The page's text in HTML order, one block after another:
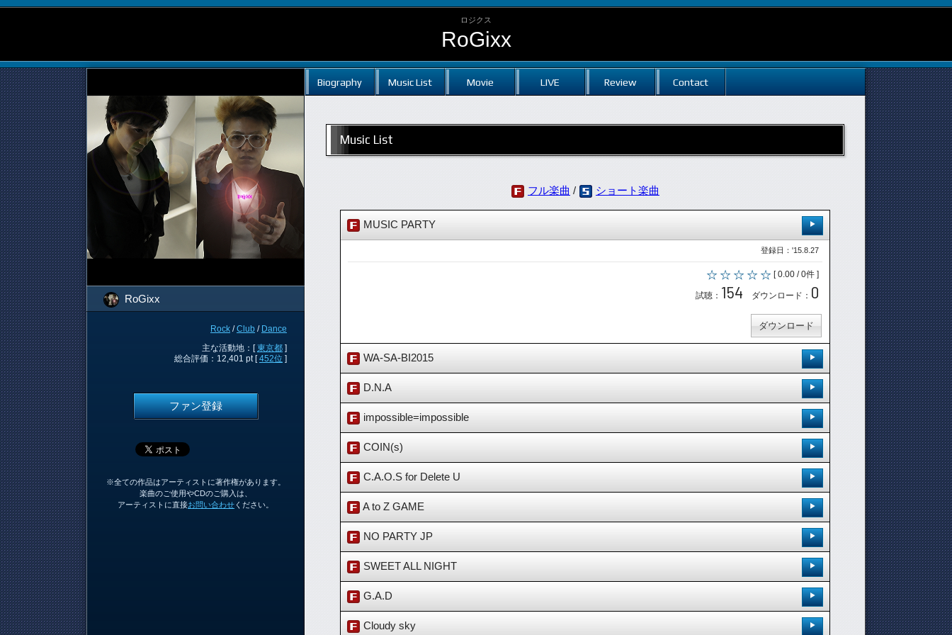
ロジクス
RoGixx
RoGixx
Rock /Club / Dance
主な活動地：[東京都 ]
総合評価：12,401 pt [452位 ]
ファン登録
※全ての作品はアーティストに著作権があります。
楽曲のご使用やCDのご購入は、
アーティストに直接お問い合わせ ください。
Biography Music List Movie LIVE Review Contact
Music List
フル楽曲 / ショート楽曲
MUSIC PARTY
登録日：'15.8.27
[ 0.00 / 0件 ]
試聴： 154 ダウンロード： 0
ダウンロード
WA-SA-BI2015
登録日：'15.8.31
[ 0.00 / 0件 ]
ダウンロード：0
ダウンロード
D.N.A
登録日：'15.8.31
[ 0.00 / 0件 ]
ダウンロード：0
ダウンロード
impossible=impossible
登録日：'15.8.31
[ 0.00 / 0件 ]
ダウンロード：0
ダウンロード
COIN(s)
登録日：'15.8.31
[ 0.00 / 0件 ]
ダウンロード：0
ダウンロード
C.A.O.S for Delete U
登録日：'15.8.31
[ 0.00 / 0件 ]
ダウンロード：0
ダウンロード
A to Z GAME
登録日：'15.8.31
[ 0.00 / 0件 ]
ダウンロード：0
ダウンロード
NO PARTY JP
登録日：'15.8.31
[ 0.00 / 0件 ]
ダウンロード：0
SWEET ALL NIGHT
登録日：'15.8.31
[ 0.00 / 0件 ]
G.A.D
登録日：'15.8.31
Cloudy sky